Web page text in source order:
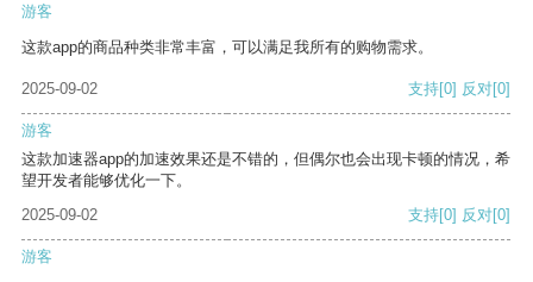
游客
这款app的商品种类非常丰富，可以满足我所有的购物需求。
2025-09-02 支持[0] 反对[0]
游客
这款加速器app的加速效果还是不错的，但偶尔也会出现卡顿的情况，希
望开发者能够优化一下。
2025-09-02
支持[0] 反对[0]
游客